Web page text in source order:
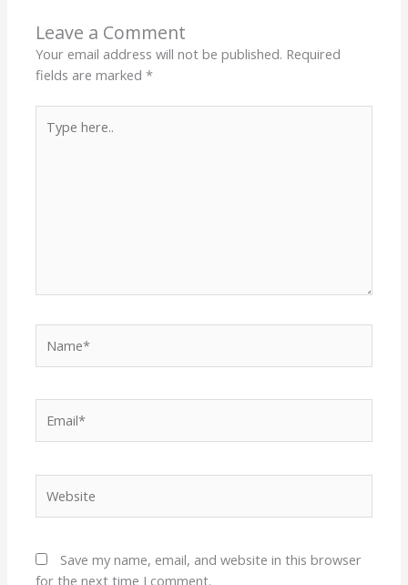
Leave a Comment
Your email address will not be published. Required
fields are marked*
here..
Save my name, email, and website in this browser
for the next time I comment.